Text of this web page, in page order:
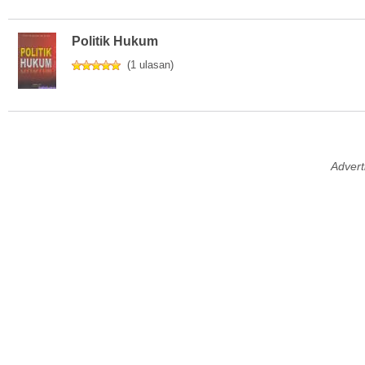
Politik Hukum
(1 ulasan)